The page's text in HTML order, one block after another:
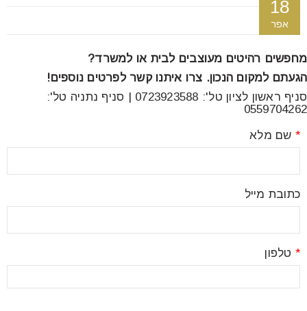
18
אפר
מחפשים רהיטים מעוצבים לבית או למשרד?
הגעתם למקום הנכון. צרו איתנו קשר לפרטים נוספים!
סניף ראשון לציון טל': 0723923588 | סניף נתניה טל':
0559704262
*
כתובת מייל
*
font_download
לאפס
כל
cached